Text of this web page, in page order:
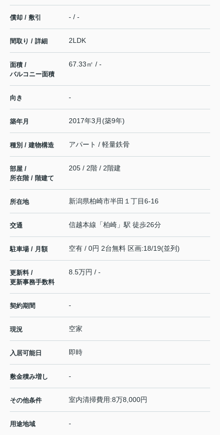
償却 / 敷引 - / -
間取り / 詳細 2LDK
面積 /
バルコニー面積
67.33㎡ / -
向き -
築年月 2017年3月(築9年)
種別 / 建物構造 アパート / 軽量鉄骨
部屋 /
所在階 / 階建て
205 / 2階 / 2階建
所在地 新潟県柏崎市半田 １丁目6-16
交通 信越本線 「柏崎 」駅 徒歩26分
駐車場 / 月額 空有 / 0円 2台無料 区画:18/19(並列)
更新料 /
更新事務手数料
8.5万円 / -
契約期間 -
現況 空家
入居可能日 即時
敷金積み増し -
その他条件 室内清掃費用:8万8,000円
用途地域 -